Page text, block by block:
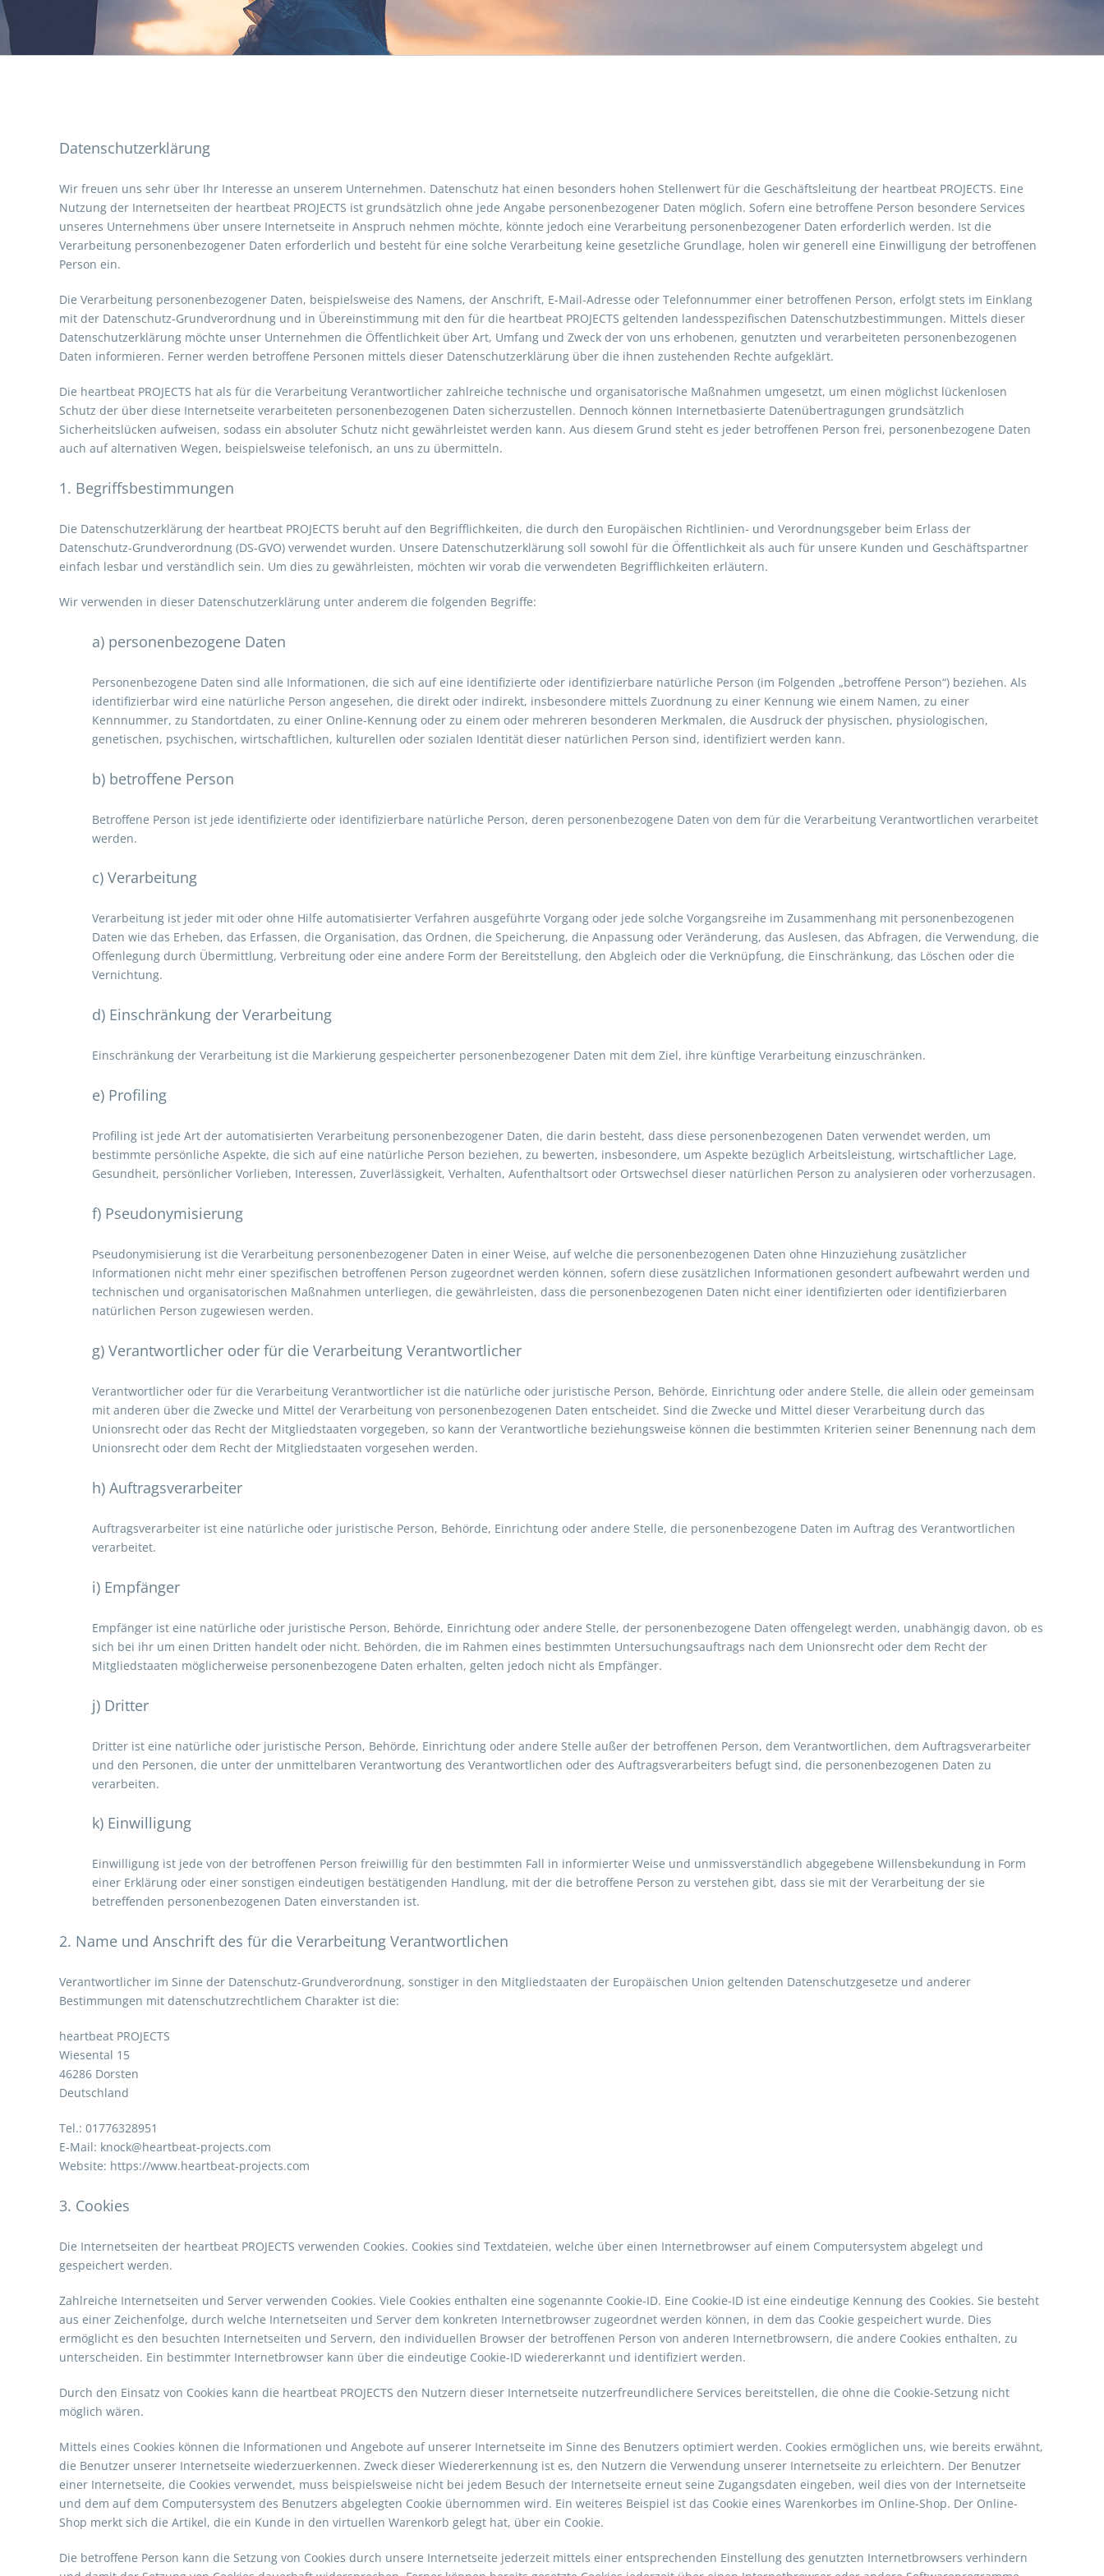
Datenschutzerklärung
Wir freuen uns sehr über Ihr Interesse an unserem Unternehmen. Datenschutz hat einen besonders hohen Stellenwert für die Geschäftsleitung der heartbeat PROJECTS. Eine
Nutzung der Internetseiten der heartbeat PROJECTS ist grundsätzlich ohne jede Angabe personenbezogener Daten möglich. Sofern eine betroffene Person besondere Services
unseres Unternehmens über unsere Internetseite in Anspruch nehmen möchte, könnte jedoch eine Verarbeitung personenbezogener Daten erforderlich werden. Ist die
Verarbeitung personenbezogener Daten erforderlich und besteht für eine solche Verarbeitung keine gesetzliche Grundlage, holen wir generell eine Einwilligung der betroffenen
Person ein.
Die Verarbeitung personenbezogener Daten, beispielsweise des Namens, der Anschrift, E-Mail-Adresse oder Telefonnummer einer betroffenen Person, erfolgt stets im Einklang
mit der Datenschutz-Grundverordnung und in Übereinstimmung mit den für die heartbeat PROJECTS geltenden landesspezifischen Datenschutzbestimmungen. Mittels dieser
Datenschutzerklärung möchte unser Unternehmen die Öffentlichkeit über Art, Umfang und Zweck der von uns erhobenen, genutzten und verarbeiteten personenbezogenen
Daten informieren. Ferner werden betroffene Personen mittels dieser Datenschutzerklärung über die ihnen zustehenden Rechte aufgeklärt.
Die heartbeat PROJECTS hat als für die Verarbeitung Verantwortlicher zahlreiche technische und organisatorische Maßnahmen umgesetzt, um einen möglichst lückenlosen
Schutz der über diese Internetseite verarbeiteten personenbezogenen Daten sicherzustellen. Dennoch können Internetbasierte Datenübertragungen grundsätzlich
Sicherheitslücken aufweisen, sodass ein absoluter Schutz nicht gewährleistet werden kann. Aus diesem Grund steht es jeder betroffenen Person frei, personenbezogene Daten
auch auf alternativen Wegen, beispielsweise telefonisch, an uns zu übermitteln.
1. Begriffsbestimmungen
Die Datenschutzerklärung der heartbeat PROJECTS beruht auf den Begrifflichkeiten, die durch den Europäischen Richtlinien- und Verordnungsgeber beim Erlass der
Datenschutz-Grundverordnung (DS-GVO) verwendet wurden. Unsere Datenschutzerklärung soll sowohl für die Öffentlichkeit als auch für unsere Kunden und Geschäftspartner
einfach lesbar und verständlich sein. Um dies zu gewährleisten, möchten wir vorab die verwendeten Begrifflichkeiten erläutern.
Wir verwenden in dieser Datenschutzerklärung unter anderem die folgenden Begriffe:
a) personenbezogene Daten
Personenbezogene Daten sind alle Informationen, die sich auf eine identifizierte oder identifizierbare natürliche Person (im Folgenden „betroffene Person“) beziehen. Als
identifizierbar wird eine natürliche Person angesehen, die direkt oder indirekt, insbesondere mittels Zuordnung zu einer Kennung wie einem Namen, zu einer
Kennnummer, zu Standortdaten, zu einer Online-Kennung oder zu einem oder mehreren besonderen Merkmalen, die Ausdruck der physischen, physiologischen,
genetischen, psychischen, wirtschaftlichen, kulturellen oder sozialen Identität dieser natürlichen Person sind, identifiziert werden kann.
b) betroffene Person
Betroffene Person ist jede identifizierte oder identifizierbare natürliche Person, deren personenbezogene Daten von dem für die Verarbeitung Verantwortlichen verarbeitet
werden.
c) Verarbeitung
Verarbeitung ist jeder mit oder ohne Hilfe automatisierter Verfahren ausgeführte Vorgang oder jede solche Vorgangsreihe im Zusammenhang mit personenbezogenen
Daten wie das Erheben, das Erfassen, die Organisation, das Ordnen, die Speicherung, die Anpassung oder Veränderung, das Auslesen, das Abfragen, die Verwendung, die
Offenlegung durch Übermittlung, Verbreitung oder eine andere Form der Bereitstellung, den Abgleich oder die Verknüpfung, die Einschränkung, das Löschen oder die
Vernichtung.
d) Einschränkung der Verarbeitung
Einschränkung der Verarbeitung ist die Markierung gespeicherter personenbezogener Daten mit dem Ziel, ihre künftige Verarbeitung einzuschränken.
e) Profiling
Profiling ist jede Art der automatisierten Verarbeitung personenbezogener Daten, die darin besteht, dass diese personenbezogenen Daten verwendet werden, um
bestimmte persönliche Aspekte, die sich auf eine natürliche Person beziehen, zu bewerten, insbesondere, um Aspekte bezüglich Arbeitsleistung, wirtschaftlicher Lage,
Gesundheit, persönlicher Vorlieben, Interessen, Zuverlässigkeit, Verhalten, Aufenthaltsort oder Ortswechsel dieser natürlichen Person zu analysieren oder vorherzusagen.
f) Pseudonymisierung
Pseudonymisierung ist die Verarbeitung personenbezogener Daten in einer Weise, auf welche die personenbezogenen Daten ohne Hinzuziehung zusätzlicher
Informationen nicht mehr einer spezifischen betroffenen Person zugeordnet werden können, sofern diese zusätzlichen Informationen gesondert aufbewahrt werden und
technischen und organisatorischen Maßnahmen unterliegen, die gewährleisten, dass die personenbezogenen Daten nicht einer identifizierten oder identifizierbaren
natürlichen Person zugewiesen werden.
g) Verantwortlicher oder für die Verarbeitung Verantwortlicher
Verantwortlicher oder für die Verarbeitung Verantwortlicher ist die natürliche oder juristische Person, Behörde, Einrichtung oder andere Stelle, die allein oder gemeinsam
mit anderen über die Zwecke und Mittel der Verarbeitung von personenbezogenen Daten entscheidet. Sind die Zwecke und Mittel dieser Verarbeitung durch das
Unionsrecht oder das Recht der Mitgliedstaaten vorgegeben, so kann der Verantwortliche beziehungsweise können die bestimmten Kriterien seiner Benennung nach dem
Unionsrecht oder dem Recht der Mitgliedstaaten vorgesehen werden.
h) Auftragsverarbeiter
Auftragsverarbeiter ist eine natürliche oder juristische Person, Behörde, Einrichtung oder andere Stelle, die personenbezogene Daten im Auftrag des Verantwortlichen
verarbeitet.
i) Empfänger
Empfänger ist eine natürliche oder juristische Person, Behörde, Einrichtung oder andere Stelle, der personenbezogene Daten offengelegt werden, unabhängig davon, ob es
sich bei ihr um einen Dritten handelt oder nicht. Behörden, die im Rahmen eines bestimmten Untersuchungsauftrags nach dem Unionsrecht oder dem Recht der
Mitgliedstaaten möglicherweise personenbezogene Daten erhalten, gelten jedoch nicht als Empfänger.
j) Dritter
Dritter ist eine natürliche oder juristische Person, Behörde, Einrichtung oder andere Stelle außer der betroffenen Person, dem Verantwortlichen, dem Auftragsverarbeiter
und den Personen, die unter der unmittelbaren Verantwortung des Verantwortlichen oder des Auftragsverarbeiters befugt sind, die personenbezogenen Daten zu
verarbeiten.
k) Einwilligung
Einwilligung ist jede von der betroffenen Person freiwillig für den bestimmten Fall in informierter Weise und unmissverständlich abgegebene Willensbekundung in Form
einer Erklärung oder einer sonstigen eindeutigen bestätigenden Handlung, mit der die betroffene Person zu verstehen gibt, dass sie mit der Verarbeitung der sie
betreffenden personenbezogenen Daten einverstanden ist.
2. Name und Anschrift des für die Verarbeitung Verantwortlichen
Verantwortlicher im Sinne der Datenschutz-Grundverordnung, sonstiger in den Mitgliedstaaten der Europäischen Union geltenden Datenschutzgesetze und anderer
Bestimmungen mit datenschutzrechtlichem Charakter ist die:
heartbeat PROJECTS
Wiesental 15
46286 Dorsten
Deutschland
Tel.: 01776328951
E-Mail: knock@heartbeat-projects.com
Website: https://www.heartbeat-projects.com
3. Cookies
Die Internetseiten der heartbeat PROJECTS verwenden Cookies. Cookies sind Textdateien, welche über einen Internetbrowser auf einem Computersystem abgelegt und
gespeichert werden.
Zahlreiche Internetseiten und Server verwenden Cookies. Viele Cookies enthalten eine sogenannte Cookie-ID. Eine Cookie-ID ist eine eindeutige Kennung des Cookies. Sie besteht
aus einer Zeichenfolge, durch welche Internetseiten und Server dem konkreten Internetbrowser zugeordnet werden können, in dem das Cookie gespeichert wurde. Dies
ermöglicht es den besuchten Internetseiten und Servern, den individuellen Browser der betroffenen Person von anderen Internetbrowsern, die andere Cookies enthalten, zu
unterscheiden. Ein bestimmter Internetbrowser kann über die eindeutige Cookie-ID wiedererkannt und identifiziert werden.
Durch den Einsatz von Cookies kann die heartbeat PROJECTS den Nutzern dieser Internetseite nutzerfreundlichere Services bereitstellen, die ohne die Cookie-Setzung nicht
möglich wären.
Mittels eines Cookies können die Informationen und Angebote auf unserer Internetseite im Sinne des Benutzers optimiert werden. Cookies ermöglichen uns, wie bereits erwähnt,
die Benutzer unserer Internetseite wiederzuerkennen. Zweck dieser Wiedererkennung ist es, den Nutzern die Verwendung unserer Internetseite zu erleichtern. Der Benutzer
einer Internetseite, die Cookies verwendet, muss beispielsweise nicht bei jedem Besuch der Internetseite erneut seine Zugangsdaten eingeben, weil dies von der Internetseite
und dem auf dem Computersystem des Benutzers abgelegten Cookie übernommen wird. Ein weiteres Beispiel ist das Cookie eines Warenkorbes im Online-Shop. Der Online-
Shop merkt sich die Artikel, die ein Kunde in den virtuellen Warenkorb gelegt hat, über ein Cookie.
Die betroffene Person kann die Setzung von Cookies durch unsere Internetseite jederzeit mittels einer entsprechenden Einstellung des genutzten Internetbrowsers verhindern